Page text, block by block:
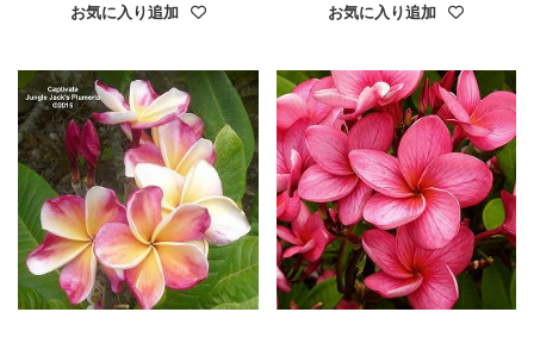
お気に入り追加 お気に入り追加